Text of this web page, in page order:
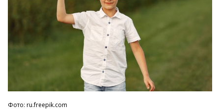
Фото: ru.freepik.com